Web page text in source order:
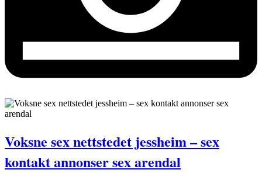
Voksne sex nettstedet jessheim – sex
kontakt annonser sex arendal